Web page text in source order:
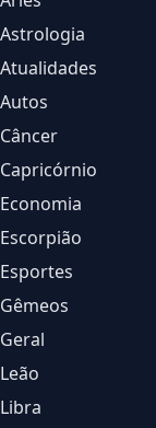
Astrologia
Atualidades
Autos
Câncer
Capricórnio
Economia
Escorpião
Esportes
Gêmeos
Geral
Leão
Libra